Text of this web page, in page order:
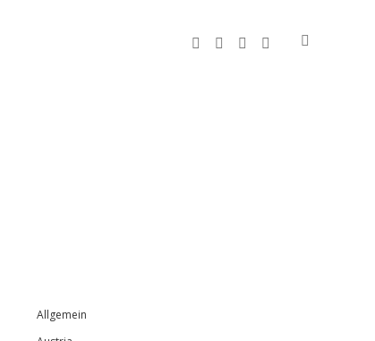
facebookinstagrambandcamp
spotify
Sidebar
Allgemein